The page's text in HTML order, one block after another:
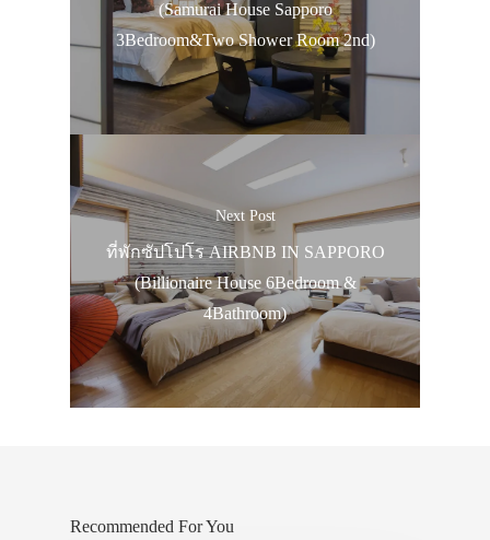
(Samurai House Sapporo
3Bedroom&Two Shower Room 2nd)
Next Post
ที่พักซัปโปโร AIRBNB IN SAPPORO
(Billionaire House 6Bedroom &
4Bathroom)
Recommended For You
เดินทาง
ทัวร์
ที่พัก
สาระน่ารู้
VIDEO
ภาพประทับใจ